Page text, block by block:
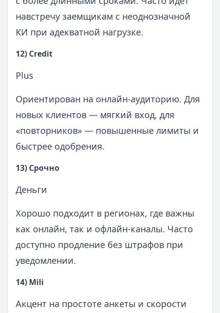
навстречу заемщикам с неоднозначной
КИ при адекватной нагрузке.
12) Credit
Plus
Ориентирован на онлайн‑аудиторию. Для
новых клиентов — мягкий вход, для
«повторников» — повышенные лимиты и
быстрее одобрения.
13) Срочно
Деньги
Хорошо подходит в регионах, где важны
как онлайн, так и офлайн‑каналы. Часто
доступно продление без штрафов при
уведомлении.
14) Mili
Акцент на простоте анкеты и скорости